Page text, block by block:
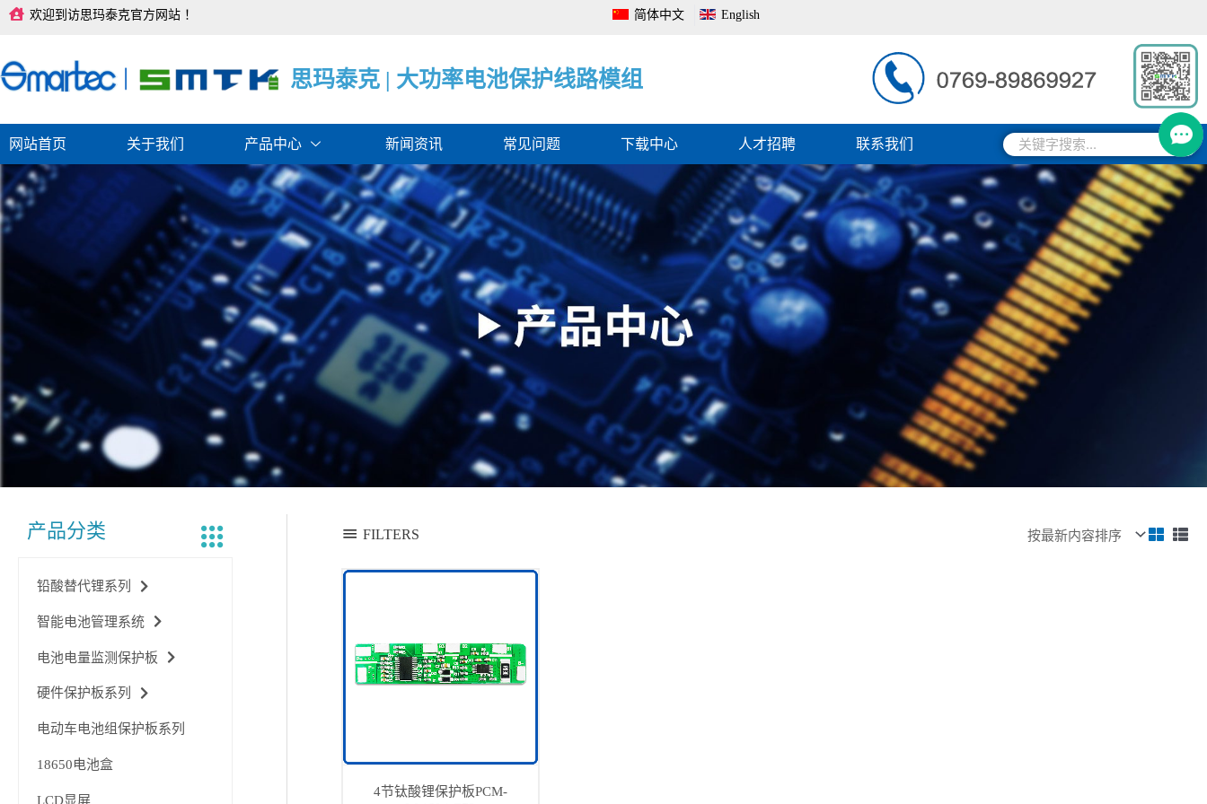
跳
容
欢迎到访思玛泰克官方网站 ！ 简体中文 English
思玛泰克 | 电池管理系统全面解决方
思玛泰克 | 大功率电池保护线路模组
思玛泰克 | 电池电量监测保护板
网站首页 关于我们 产品中心 新闻资讯 常见问题 下载中心 人才招聘 联系我们
搜
索
搜
索
产品分类
铅酸替代锂系列
智能电池管理系统
电池电量监测保护板
硬件保护板系列
电动车电池组保护板系列
18650电池盒
LCD显屏
FILTERS
4节钛酸锂保护板PCM-